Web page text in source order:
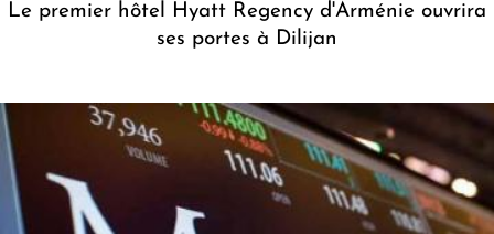
Le premier hôtel Hyatt Regency d'Arménie ouvrira
ses portes à Dilijan